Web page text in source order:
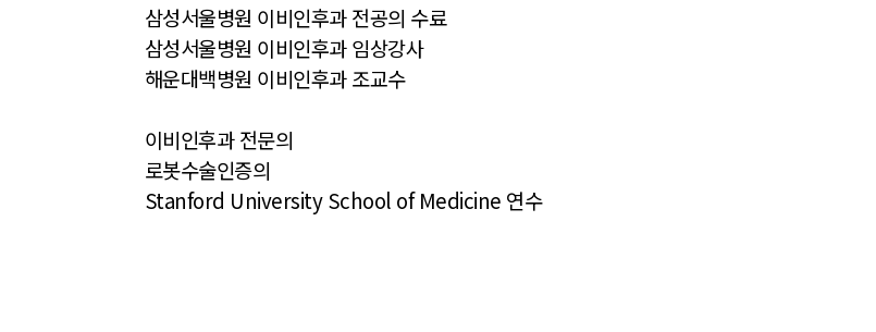
삼성서울병원 이비인후과 전공의 수료
삼성서울병원 이비인후과 임상강사
해운대백병원 이비인후과 조교수
이비인후과 전문의
로봇수술인증의
Stanford University School of Medicine 연수